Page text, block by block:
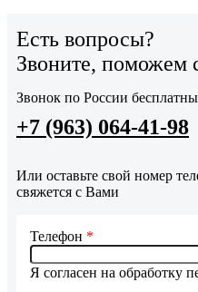
Есть вопросы?
Звоните, поможем
Звонок по России
+7 (963) 064-41-98
Или оставьте свой номер
свяжется с Вами
Я согласен на обработку
Телефон *